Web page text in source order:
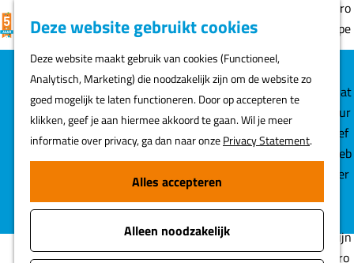
Deze website gebruikt cookies
Deze website maakt gebruik van cookies (Functioneel,
Analytisch, Marketing) die noodzakelijk zijn om de website zo
goed mogelijk te laten functioneren. Door op accepteren te
klikken, geef je aan hiermee akkoord te gaan. Wil je meer
informatie over privacy, ga dan naar onzePrivacy Statement.
Alles accepteren
Alleen noodzakelijk
G
o
F
v
o
r
i
e
t
e
n
K
a
r
t
Z
e
k
e
n
MENU
Gro
epe
Nat
uur
lief
heb
ber
Fijn
pro
Ontdek het verhaal Geschiedenis
Verhalen
Verboden Kringen
Verboden Kringen
In een open landschap kun je een vijand veel beter
tegenhouden dan in een landschap met huizen, boerderijen
en bomen. Daarom werden er 'verboden kringen' ingesteld.